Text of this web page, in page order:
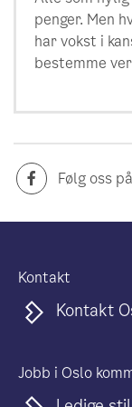
penger. Men
har vokst i
bestemme
Følg oss
Kontakt
Kontakt
Jobb i Oslo